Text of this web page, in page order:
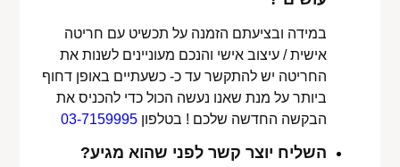
במידה ובציעתם הזמנה על תכשיט עם חריטה
אישית / עיצוב אישי והנכם מעוניינים לשנות את
החריטה יש להתקשר עד כ- כשעתיים באופן דחוף
ביותר על מנת שאנו נעשה הכול כדי להכניס את
הבקשה החדשה שלכם ! בטלפון03-7159995
השליח יוצר קשר לפני שהוא מגיע?